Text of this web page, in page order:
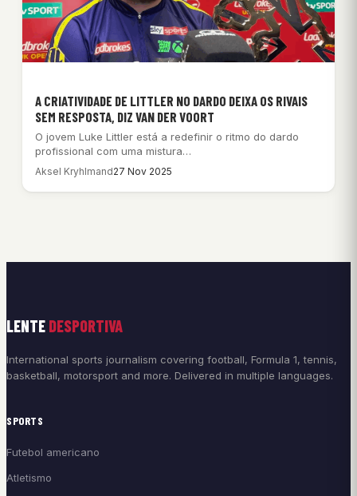
A CRIATIVIDADE DE LITTLER NO DARDO DEIXA OS RIVAIS
SEM RESPOSTA, DIZ VAN DER VOORT
O jovem Luke Littler está a redefinir o ritmo do dardo
profissional com uma mistura…
Aksel Kryhlmand27 Nov 2025
LENTE DESPORTIVA
International sports journalism covering football, Formula 1, tennis,
basketball, motorsport and more. Delivered in multiple languages.
SPORTS
Futebol americano
Atletismo